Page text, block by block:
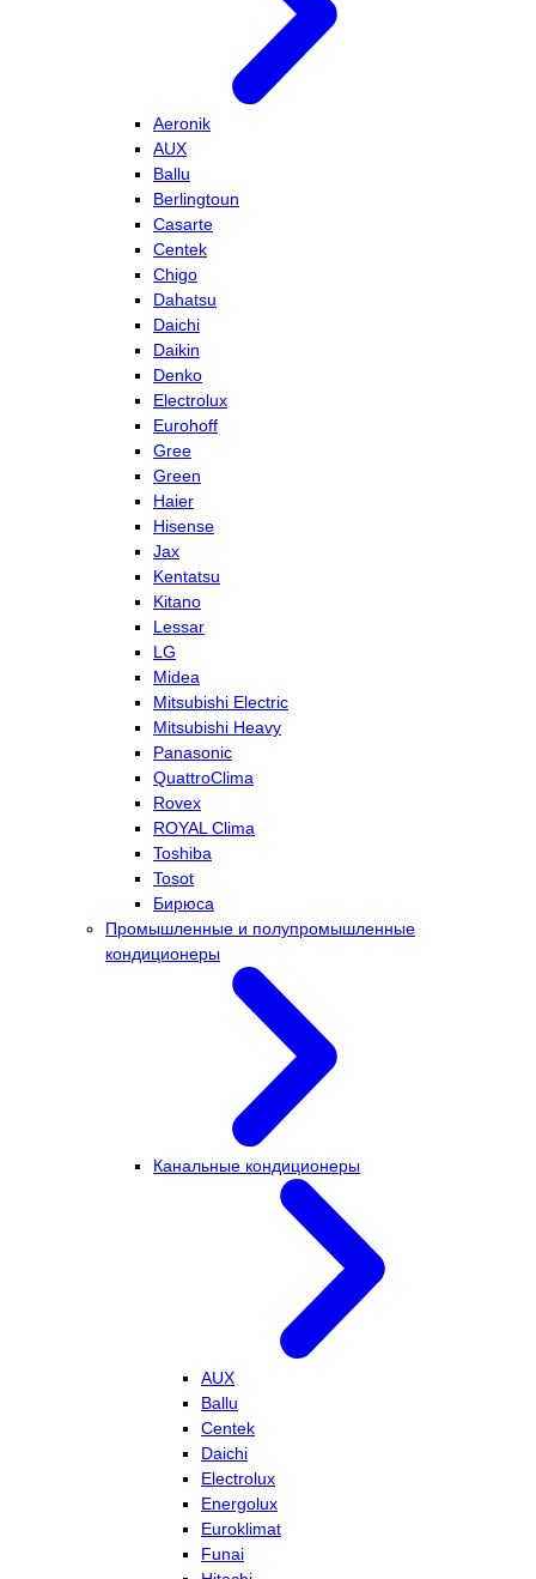
Aeronik
AUX
Ballu
Berlingtoun
Casarte
Centek
Chigo
Dahatsu
Daichi
Daikin
Denko
Electrolux
Eurohoff
Gree
Green
Haier
Hisense
Jax
Kentatsu
Kitano
Lessar
LG
Midea
Mitsubishi Electric
Mitsubishi Heavy
Panasonic
QuattroClima
Rovex
ROYAL Clima
Toshiba
Tosot
Бирюса
Промышленные и полупромышленные
кондиционеры
Канальные кондиционеры
AUX
Ballu
Centek
Daichi
Electrolux
Energolux
Euroklimat
Funai